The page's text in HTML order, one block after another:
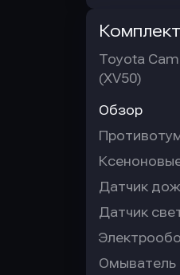
Toyota
(XV50)
Обзор
Датчик
Датчик
Омыватель